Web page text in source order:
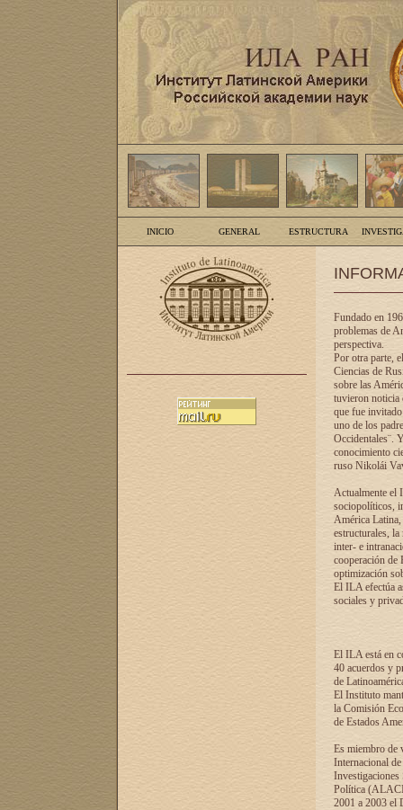
INICIO GENERAL ESTRUCTURA
Fundado en
problemas de
perspectiva.
Por otra parte,
Ciencias de
sobre las
tuvieron noticia
que fue
uno de los
Occidentales¨.
conocimiento
ruso Nikolái
Actualmente el
sociopolíticos,
América Latina,
estructurales,
inter- e
cooperación de
optimización
El ILA efectúa
sociales y
El ILA está en
40 acuerdos y
de
El Instituto
la Comisión
de Estados
Es miembro de
Internacional
Investigaciones
Política
2001 a 2003 el